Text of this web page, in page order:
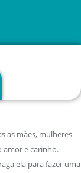
as mães, mulheres
amor e carinho.
ela para fazer uma